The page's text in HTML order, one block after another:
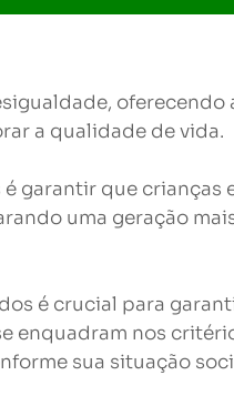
a qualidade de vida.
garantir que crianças
uma geração
é crucial para
enquadram nos
sua situação